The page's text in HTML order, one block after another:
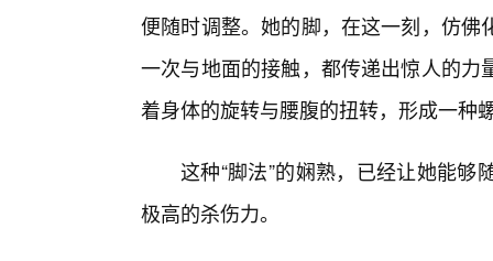
便随时调整。她的脚，在这一刻，仿
一次与地面的接触，都传递出惊人的
着身体的旋转与腰腹的扭转，形成一种
这种“脚法”的娴熟，已经让她能
极高的杀伤力。